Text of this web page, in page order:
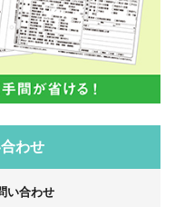
わせ
い合わせ